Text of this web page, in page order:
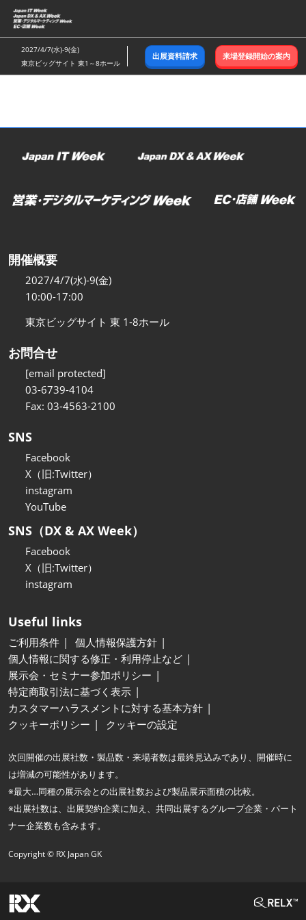
ス
キ
ッ
し
む
2027/4/7(水)-9(金)
東京ビッグサイト 東1～8ホール
出展資料請求 来場登録開始の案内
開催概要
2027/4/7(水)-9(金)
10:00-17:00
東京ビッグサイト 東 1-8ホール
お問合せ
[email protected]
03-6739-4104
Fax: 03-4563-2100
SNS
Facebook
X（旧:Twitter）
instagram
YouTube
SNS（DX & AX Week）
Facebook
X（旧:Twitter）
instagram
Useful links
ご利用条件
個人情報保護方針
個人情報に関する修正・利用停止など
展示会・セミナー参加ポリシー
特定商取引法に基づく表示
カスタマーハラスメントに対する基本方針
クッキーポリシー
クッキーの設定
次回開催の出展社数・製品数・来場者数は最終見込みであり、開催時に
は増減の可能性があります。
※最大…同種の展示会との出展社数および製品展示面積の比較。
※出展社数は、出展契約企業に加え、共同出展するグループ企業・パート
ナー企業数も含みます。
Copyright © RX Japan GK